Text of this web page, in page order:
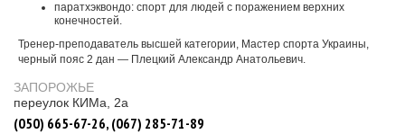
паратхэквондо: спорт для людей с поражением верхних
конечностей.
Тренер-преподаватель высшей категории, Мастер спорта Украины,
черный пояс 2 дан — Плецкий Александр Анатольевич.
ЗАПОРОЖЬЕ
переулок КИМа, 2а
(050) 665-67-26, (067) 285-71-89